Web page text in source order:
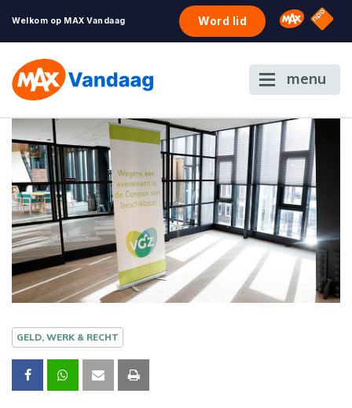
Welkom op MAX Vandaag Word lid Omroep
NPO
menu
GELD, WERK & RECHT